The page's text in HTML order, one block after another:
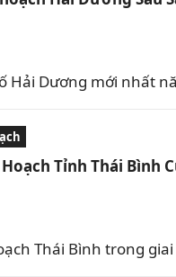
Hải Dương mới nhất
Tỉnh Thái Bình
Thái Bình trong